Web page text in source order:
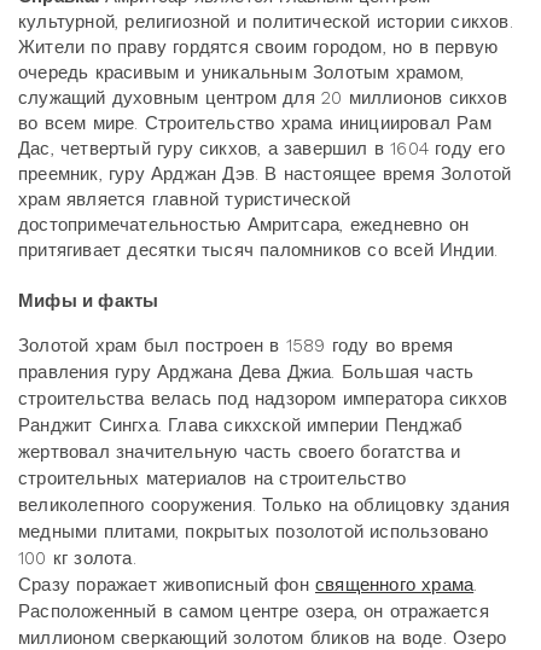
культурной, религиозной и политической истории сикхов.
Жители по праву гордятся своим городом, но в первую
очередь красивым и уникальным Золотым храмом,
служащий духовным центром для 20 миллионов сикхов
во всем мире. Строительство храма инициировал Рам
Дас, четвертый гуру сикхов, а завершил в 1604 году его
преемник, гуру Арджан Дэв. В настоящее время Золотой
храм является главной туристической
достопримечательностью Амритсара, ежедневно он
притягивает десятки тысяч паломников со всей Индии.
Мифы и факты
Золотой храм был построен в 1589 году во время
правления гуру Арджана Дева Джиа. Большая часть
строительства велась под надзором императора сикхов
Ранджит Сингха. Глава сикхской империи Пенджаб
жертвовал значительную часть своего богатства и
строительных материалов на строительство
великолепного сооружения. Только на облицовку здания
медными плитами, покрытых позолотой использовано
100 кг золота.
Сразу поражает живописный фон священного храма.
Расположенный в самом центре озера, он отражается
миллионом сверкающий золотом бликов на воде. Озеро